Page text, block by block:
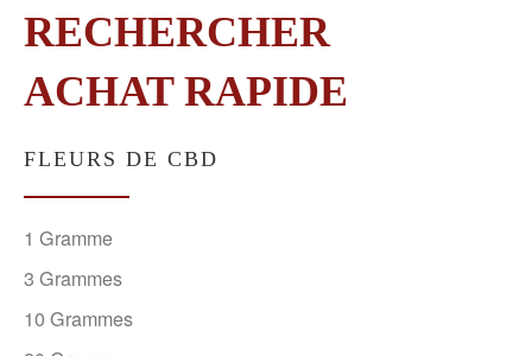
RECHERCHER
ACHAT RAPIDE
FLEURS DE CBD
1 Gramme
3 Grammes
10 Grammes